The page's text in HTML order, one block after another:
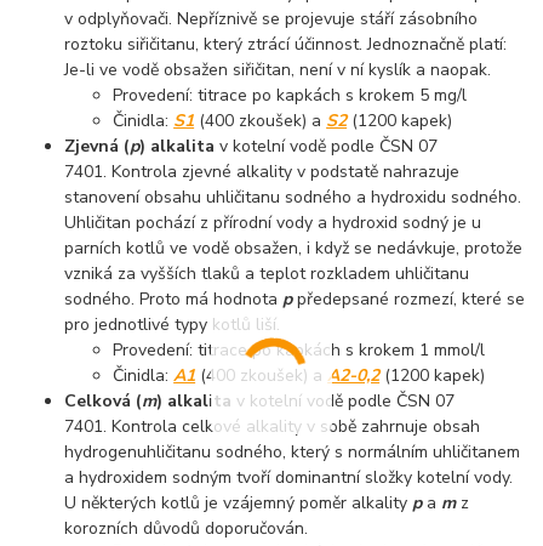
v odplyňovači. Nepříznivě se projevuje stáří zásobního
roztoku siřičitanu, který ztrácí účinnost. Jednoznačně platí:
Je-li ve vodě obsažen siřičitan, není v ní kyslík a naopak.
Provedení: titrace po kapkách s krokem 5 mg/l
Činidla: S1 (400 zkoušek) a S2 (1200 kapek)
Zjevná (p) alkalita v kotelní vodě podle ČSN 07
7401. Kontrola zjevné alkality v podstatě nahrazuje
stanovení obsahu uhličitanu sodného a hydroxidu sodného.
Uhličitan pochází z přírodní vody a hydroxid sodný je u
parních kotlů ve vodě obsažen, i když se nedávkuje, protože
vzniká za vyšších tlaků a teplot rozkladem uhličitanu
sodného. Proto má hodnota ppředepsané rozmezí, které se
pro jednotlivé typy kotlů liší.
Provedení: titrace po kapkách s krokem 1 mmol/l
Činidla:A1 (400 zkoušek) aA2-0,2 (1200 kapek)
Celková (m) alkalita v kotelní vodě podle ČSN 07
7401. Kontrola celkové alkality v sobě zahrnuje obsah
hydrogenuhličitanu sodného, který s normálním uhličitanem
a hydroxidem sodným tvoří dominantní složky kotelní vody.
U některých kotlů je vzájemný poměr alkality pa mz
korozních důvodů doporučován.